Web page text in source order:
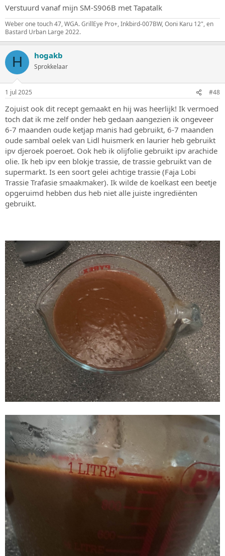
Verstuurd vanaf mijn SM-S906B met Tapatalk
Weber one touch 47, WGA. GrillEye Pro+, Inkbird-007BW, Ooni Karu 12", en
Bastard Urban Large 2022.
H hogakb
Sprokkelaar
1 jul 2025 #48
Zojuist ook dit recept gemaakt en hij was heerlijk! Ik vermoed
toch dat ik me zelf onder heb gedaan aangezien ik ongeveer
6-7 maanden oude ketjap manis had gebruikt, 6-7 maanden
oude sambal oelek van Lidl huismerk en laurier heb gebruikt
ipv djeroek poeroet. Ook heb ik olijfolie gebruikt ipv arachide
olie. Ik heb ipv een blokje trassie, de trassie gebruikt van de
supermarkt. Is een soort gelei achtige trassie (Faja Lobi
Trassie Trafasie smaakmaker). Ik wilde de koelkast een beetje
opgeruimd hebben dus heb niet alle juiste ingrediënten
gebruikt.